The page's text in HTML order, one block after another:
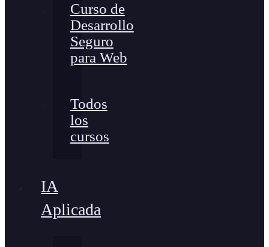
Curso de
Desarrollo
Seguro
para Web
Todos
los
cursos
IA
Aplicada